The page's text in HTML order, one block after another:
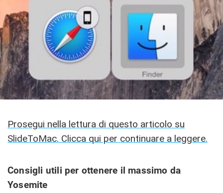
Prosegui nella lettura di questo articolo su
SlideToMac. Clicca qui per continuare a leggere.
Consigli utili per ottenere il massimo da
Yosemite